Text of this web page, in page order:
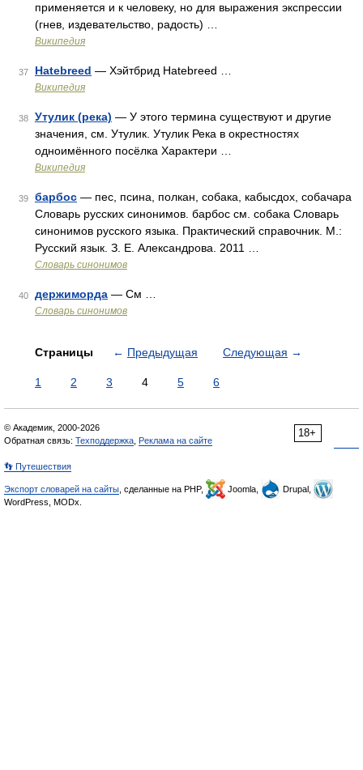
применяется и к человеку, но для выражения экспрессии
(гнев, издевательство, радость) …
Википедия
37 Hatebreed — Хэйтбрид Hatebreed …
Википедия
38 Утулик (река) — У этого термина существуют и другие
значения, см. Утулик. Утулик Река в окрестностях
одноимённого посёлка Характери …
Википедия
39 барбос — пес, псина, полкан, собака, кабысдох, собачара
Словарь русских синонимов. барбос см. собака Словарь
синонимов русского языка. Практический справочник. М.:
Русский язык. З. Е. Александрова. 2011 …
Словарь синонимов
40 держиморда — См …
Словарь синонимов
Страницы ← Предыдущая Следующая →
1 2 3 4 5 6
18+
© Академик, 2000-2026
Обратная связь: Техподдержка Реклама на сайте
👣 Путешествия
Экспорт словарей на сайты , сделанные на PHP, Joomla,
Drupal,
WordPress, MODx.